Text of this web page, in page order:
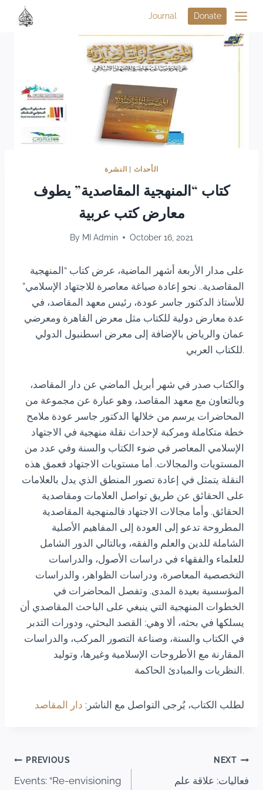
Journal Donate
الأحداث النشرة
كتاب “المنهجية المقاصدية” يطوف
معارض كتب عربية
By MI Admin October 16, 2021
على مدار الأربعة أشهر الماضية، عرض كتاب “المنهجية
المقاصدية.. نحو إعادة صياغة معاصرة للاجتهاد الإسلامي”
للأستاذ الدكتور جاسر عودة، رئيس معهد المقاصد، في
عدة معارض دولية للكتاب مثل معرض القاهرة ومعرضي
عمان والرياض بالإضافة إلى معرض اسطنبول الدولي
للكتاب العربي.
والكتاب صدر في شهر أبريل الماضي عن دار المقاصد،
وبالتعاون مع معهد المقاصد، وهو عبارة عن مجموعة من
المحاضرات يرسم من خلالها الدكتور جاسر عودة ملامح
خطة متكاملة ومركبة لإحداث نقلة منهجية في الاجتهاد
الإسلامي المعاصر في ضوء الكتاب والسنة وفي عدد من
المستويات والمجالات. أما مستويات الاجتهاد فعمق هذه
النقلة يتمثل في إعادة تصور المنطق الذي يدل بالعلامات
على الحقائق عن طريق تواصل العلامات ومقاصدية
الحقائق. وأما مجالات الاجتهاد فالمنهجية المقاصدية
المطروحة تدعو إلى العودة إلى المفاهيم الأصلية
الشاملة للدين والعلم والفقه، وبالتالي الدور الشامل
للعلماء والفقهاء في دراسات الأصول، والدراسات
التخصصية المعاصرة، ودراسات الظواهر، والدراسات
المؤسسية بعيدة المدى. وتفصل المحاضرات في
الخطوات المنهجية التي ينبغي على الباحث المقاصدي أن
يسلكها في بحثه، ألا وهي: القصد البحثي، ودورات التدبر
في الكتاب والسنة، وصناعة التصور المركب، والدراسات
المقارنة مع الأطروحات الإسلامية وغيرها، وتوليد
النظريات والمبادئ الحاكمة.
لطلب الكتاب، يُرجى التواصل مع الناشر: دار المقاصد
PREVIOUS
Events: “Re-envisioning
NEXT
فعاليات: علاقة علم